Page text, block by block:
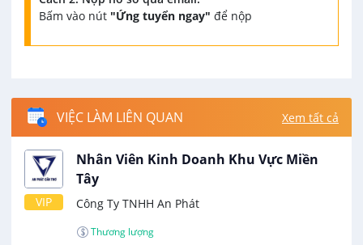
Bấm vào nút "Ứng tuyển ngay" để nộp
VIỆC LÀM LIÊN QUAN Xem tất cả
VIP
Nhân Viên Kinh Doanh Khu Vực Miền
Tây
Công Ty TNHH An Phát
Thương lượng